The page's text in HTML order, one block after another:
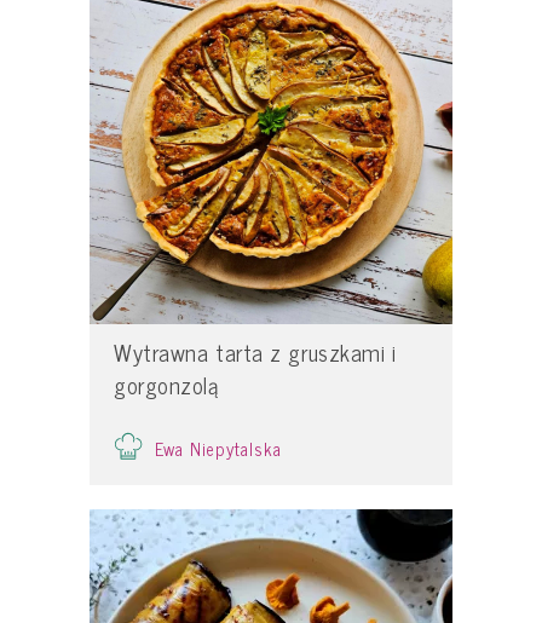
Wytrawna tarta z gruszkami i
gorgonzolą
Ewa Niepytalska